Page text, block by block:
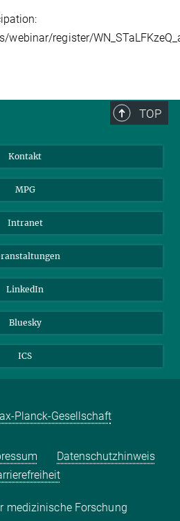
webinar/register/
TOP
Kontakt
MPG
Intranet
LinkedIn
Bluesky
ICS
Planck-Gesellschaft
Datenschutzhinweis
medizinische Forschung